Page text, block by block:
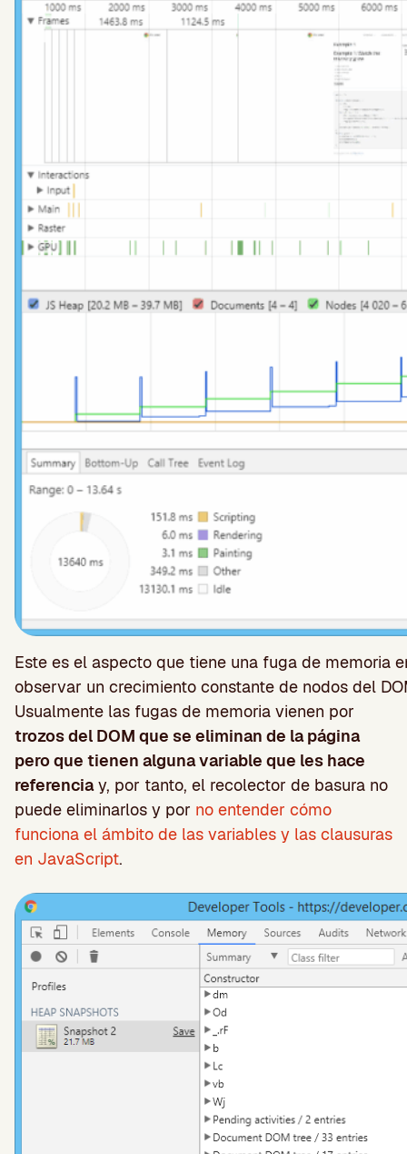
Este es el aspecto que tiene una fuga de memoria
observar un crecimiento constante de nodos del
Usualmente las fugas de memoria vienen por
trozos del DOM que se eliminan de la página
pero que tienen alguna variable que les hace
referenciay, por tanto, el recolector de basura no
puede eliminarlos y por no entender cómo
funciona el ámbito de las variables y las clausuras
en JavaScript.